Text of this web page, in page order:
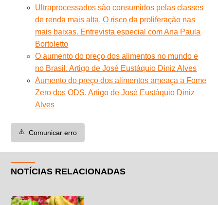
Ultraprocessados são consumidos pelas classes
de renda mais alta. O risco da proliferação nas
mais baixas. Entrevista especial com Ana Paula
Bortoletto
O aumento do preço dos alimentos no mundo e
no Brasil. Artigo de José Eustáquio Diniz Alves
Aumento do preço dos alimentos ameaça a Fome
Zero dos ODS. Artigo de José Eustáquio Diniz
Alves
⚠️ Comunicar erro
NOTÍCIAS RELACIONADAS